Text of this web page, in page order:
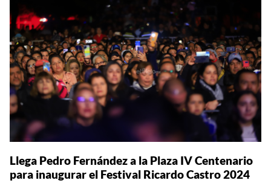
Llega Pedro Fernández a la Plaza IV Centenario
para inaugurar el Festival Ricardo Castro 2024